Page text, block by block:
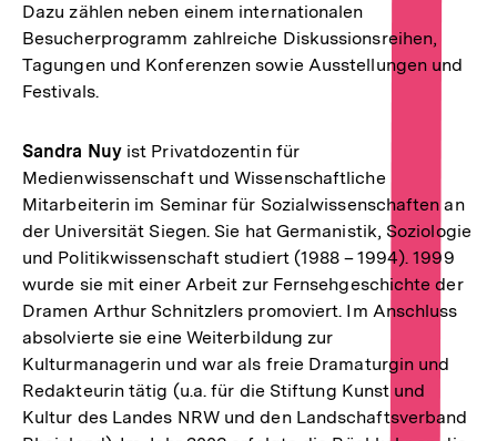
Dazu zählen neben einem internationalen
Besucherprogramm zahlreiche Diskussionsreihen,
Tagungen und Konferenzen sowie Ausstellungen und
Festivals.
Sandra Nuyist Privatdozentin für
Medienwissenschaft und Wissenschaftliche
Mitarbeiterin im Seminar für Sozialwissenschaften an
der Universität Siegen. Sie hat Germanistik, Soziologie
und Politikwissenschaft studiert (1988 – 1994). 1999
wurde sie mit einer Arbeit zur Fernsehgeschichte der
Dramen Arthur Schnitzlers promoviert. Im Anschluss
absolvierte sie eine Weiterbildung zur
Kulturmanagerin und war als freie Dramaturgin und
Redakteurin tätig (u.a. für die Stiftung Kunst und
Kultur des Landes NRW und den Landschaftsverband